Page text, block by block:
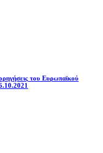
του Ευρωπαϊκού